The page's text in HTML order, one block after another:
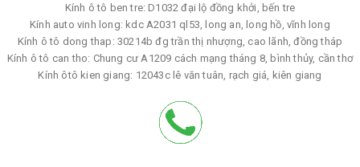
Kính ô tô ben tre: D1032 đại lộ đồng khởi, bến tre
Kính auto vinh long: kdc A2031 ql53, long an, long hồ, vĩnh long
Kính ô tô dong thap: 30214b đg trần thị nhượng, cao lãnh, đồng tháp
Kính ô tô can tho: Chung cư A1209 cách mạng tháng 8, bình thủy, cần thơ
Kính ôtô kien giang: 12043c lê văn tuân, rạch giá, kiên giang